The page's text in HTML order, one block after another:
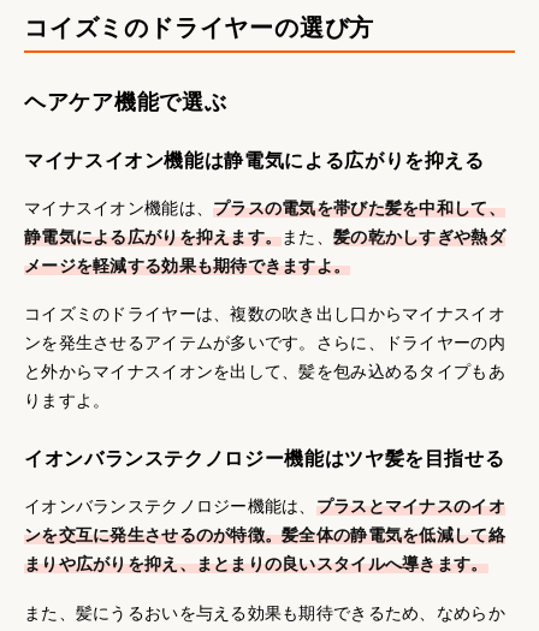
コイズミのドライヤーの選び方
ヘアケア機能で選ぶ
マイナスイオン機能は静電気による広がりを抑える
マイナスイオン機能は、プラスの電気を帯びた髪を中和して、
静電気による広がりを抑えます。また、髪の乾かしすぎや熱ダ
メージを軽減する効果も期待できますよ。
コイズミのドライヤーは、複数の吹き出し口からマイナスイオ
ンを発生させるアイテムが多いです。さらに、ドライヤーの内
と外からマイナスイオンを出して、髪を包み込めるタイプもあ
りますよ。
イオンバランステクノロジー機能はツヤ髪を目指せる
イオンバランステクノロジー機能は、 プラスとマイナスのイオ
ンを交互に発生させるのが特徴。髪全体の静電気を低減して絡
まりや広がりを抑え、まとまりの良いスタイルへ導きます。
また、髪にうるおいを与える効果も期待できるため、なめらか